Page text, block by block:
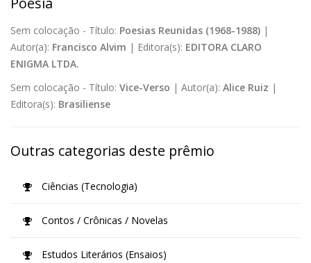
Sem colocação - Título: Poesias Reunidas (1968-1988) |
Autor(a): Francisco Alvim | Editora(s): EDITORA CLARO
ENIGMA LTDA.
Sem colocação - Título: Vice-Verso | Autor(a): Alice Ruiz |
Editora(s): Brasiliense
Outras categorias deste prêmio
Ciências (Tecnologia)
Contos / Crônicas / Novelas
Estudos Literários (Ensaios)